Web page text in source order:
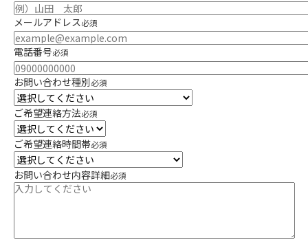
ワケあり物件の売却
市街化調整区域の売却
メールアドレス必須
電話番号必須
お問い合わせ種別必須
ご希望連絡方法必須
ご希望連絡時間帯必須
お問い合わせ内容詳細必須